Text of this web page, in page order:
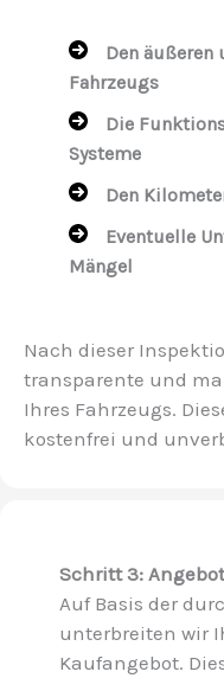
Den äußeren
Fahrzeugs
Die
Systeme
Den
Eventuelle
Mängel
Nach dieser
transparente und
Ihres Fahrzeugs.
kostenfrei und
Schritt 3:
Auf Basis der
unterbreiten wir
Kaufangebot.